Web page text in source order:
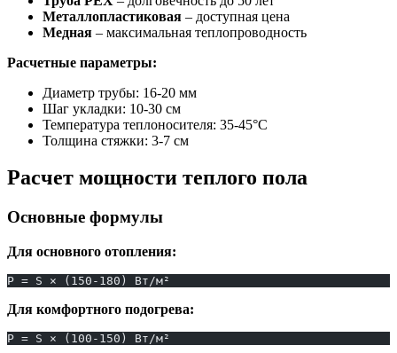
Металлопластиковая – доступная цена
Медная – максимальная теплопроводность
Расчетные параметры:
Диаметр трубы: 16-20 мм
Шаг укладки: 10-30 см
Температура теплоносителя: 35-45°C
Толщина стяжки: 3-7 см
Расчет мощности теплого пола
Основные формулы
Для основного отопления:
P = S × (150-180) Вт/м²
Для комфортного подогрева:
P = S × (100-150) Вт/м²